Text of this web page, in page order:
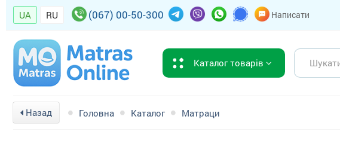
UA RU (067) 00-50-300 Написати
Каталог товарів
Назад Головна Каталог Матраци